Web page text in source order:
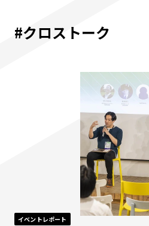
#クロストーク
イベントレポート